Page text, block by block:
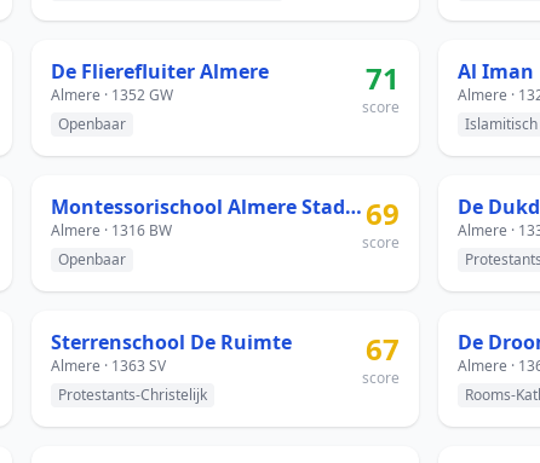
De Flierefluiter Almere
Almere · 1352 GW
Openbaar
71
score
Al Iman
Almere ·
Islamitisch
Montessorischool Almere Stad - Randstad 22
Almere · 1316 BW
Openbaar
69
score
De
Almere ·
Sterrenschool De Ruimte
Almere · 1363 SV
Protestants-Christelijk
67
score
De
Almere ·
Rooms-